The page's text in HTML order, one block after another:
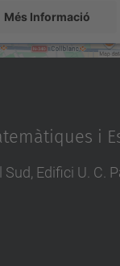
Més Informació
Accepta
by
i
Edifici U. C.